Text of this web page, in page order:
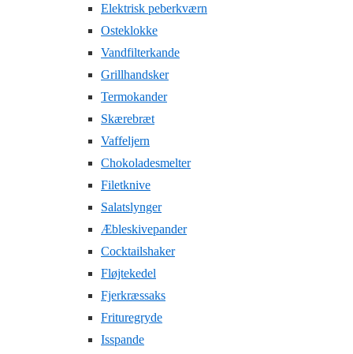
Elektrisk peberkværn
Osteklokke
Vandfilterkande
Grillhandsker
Termokander
Skærebræt
Vaffeljern
Chokoladesmelter
Filetknive
Salatslynger
Æbleskivepander
Cocktailshaker
Fløjtekedel
Fjerkræssaks
Frituregryde
Isspande